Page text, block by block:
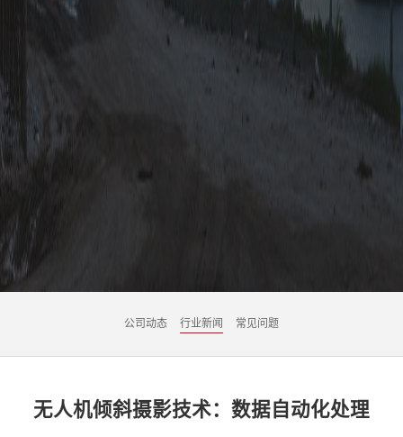
公司动态 行业新闻 常见问题
无人机倾斜摄影技术：数据自动化处理